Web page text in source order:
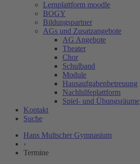
Lernplattform moodle
BOGY
Bildungspartner
AGs und Zusatzangebote
AG Angebote
Theater
Chor
Schulband
Module
Hausaufgabenbetreuung
Nachhilfeplattform
Spiel- und Übungsräume
Kontakt
Suche
Hans Multscher Gymnasium
›
Termine